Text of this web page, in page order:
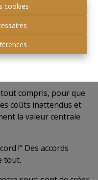
cookiesa un impact
de la qualité est
Les personnes sont
tant pour nos clients
compris, pour que
coûts inattendus et
la valeur centrale
!" Des accords
tout.